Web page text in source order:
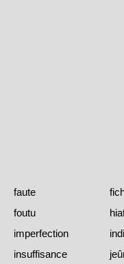
faute
foutu
imperfection
insuffisance